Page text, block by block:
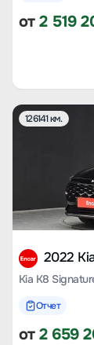
от2 519
126141 км.
2022
Kia K8
Отчет
от2 659